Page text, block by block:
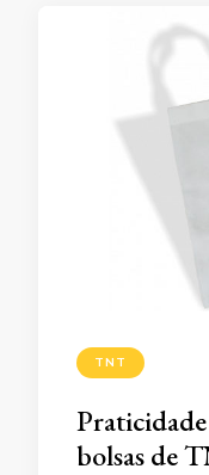
TNT
bolsas de